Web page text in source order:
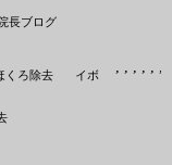
長ブログ
, , ,
くろ除去 ,
イボ , ,